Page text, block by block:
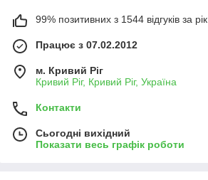
99% позитивних з 1544 відгуків за рік
Працює з 07.02.2012
м. Кривий Ріг
Кривий Ріг, Кривий Ріг, Україна
Контакти
Сьогодні вихідний
Показати весь графік роботи